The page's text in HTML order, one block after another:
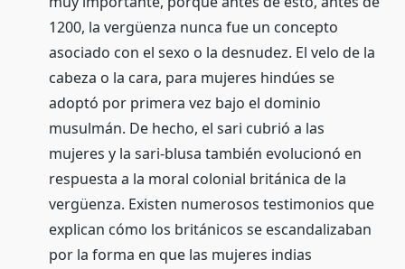
1200, la vergüenza nunca fue un concepto
asociado con el sexo o la desnudez. El velo de la
cabeza o la cara, para mujeres hindúes se
adoptó por primera vez bajo el dominio
musulmán. De hecho, el sari cubrió a las
mujeres y la sari-blusa también evolucionó en
respuesta a la moral colonial británica de la
vergüenza. Existen numerosos testimonios que
explican cómo los británicos se escandalizaban
por la forma en que las mujeres indias